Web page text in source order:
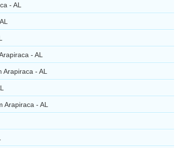
- AL
- AL
- AL
Arapiraca - AL